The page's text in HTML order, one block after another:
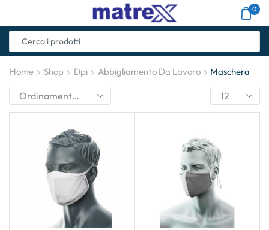
0
Home Shop Dpi Abbigliamento Da Lavoro Maschera